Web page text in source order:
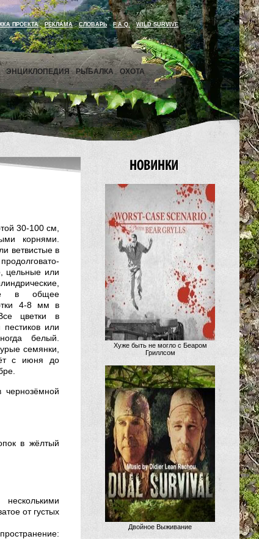
ПРОЕКТА РЕКЛАМА СЛОВАРЬ F.A.Q. WILD SURVIVE
ЭНЦИКЛОПЕДИЯ РЫБАЛКА ОХОТА
30-100 см,
корнями.
ветвис­тые в
цель­ные или
в общее
4-8 мм в
цветки в
пестиков или
белый.
семянки,
с июня до
черно­зёмной
в жёлтый
от густых
Хуже быть не могло с Беаром
Гриллсом
Двойное Выживание